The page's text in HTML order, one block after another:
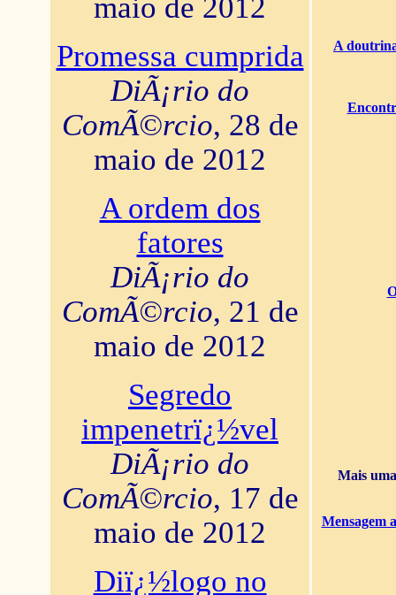
maio de 2012
Promessa cumprida
DiÃ¡rio do
ComÃ©rcio, 28 de
maio de 2012
A ordem dos
fatores
DiÃ¡rio do
ComÃ©rcio, 21 de
maio de 2012
Segredo
impenetrï¿½vel
DiÃ¡rio do
ComÃ©rcio, 17 de
maio de 2012
Diï¿½logo no
A
Mais
Mensagem